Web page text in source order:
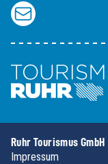
Ruhr Tourismus GmbH
Impressum